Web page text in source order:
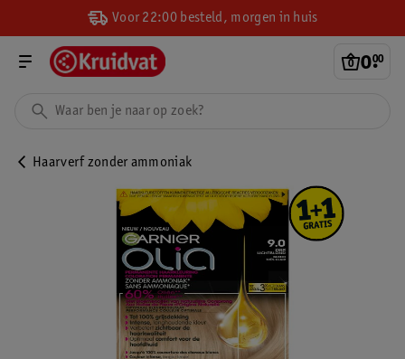
Voor 22:00 besteld, morgen in huis
0.
00
Haarverf zonder ammoniak